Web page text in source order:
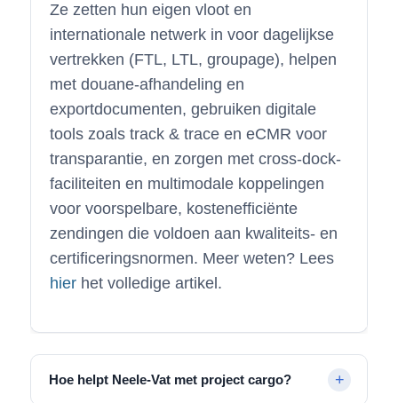
Ze zetten hun eigen vloot en
internationale netwerk in voor dagelijkse
vertrekken (FTL, LTL, groupage), helpen
met douane-afhandeling en
exportdocumenten, gebruiken digitale
tools zoals track & trace en eCMR voor
transparantie, en zorgen met cross-dock-
faciliteiten en multimodale koppelingen
voor voorspelbare, kostenefficiënte
zendingen die voldoen aan kwaliteits- en
certificeringsnormen. Meer weten? Lees
hier het volledige artikel.
Hoe helpt Neele-Vat met project cargo?